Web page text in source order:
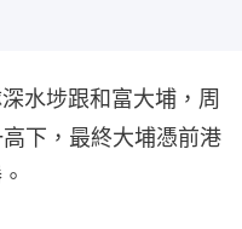
水埗跟和富大埔，周
下，最終大埔憑前港